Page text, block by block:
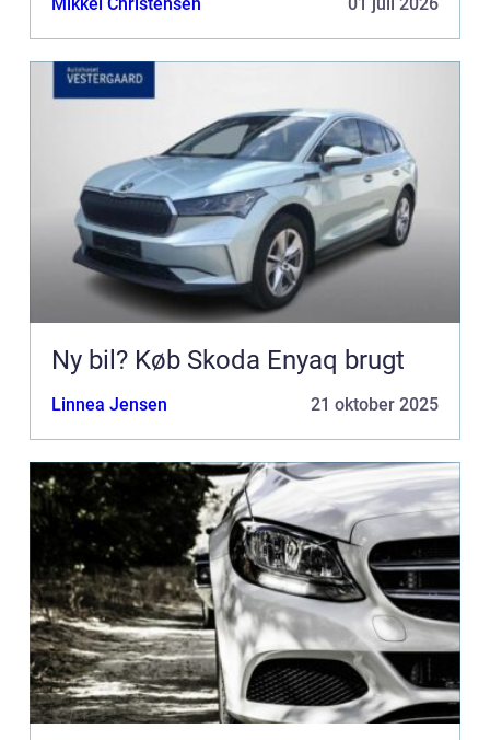
Ny bil? Køb Skoda Enyaq brugt
Linnea Jensen 21 oktober 2025